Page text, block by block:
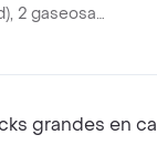
2 gaseosas
grandes en ca